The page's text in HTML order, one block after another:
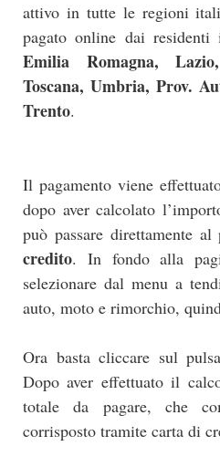
attivo in tutte le regioni
pagato online dai residenti
Emilia Romagna,
Toscana, Umbria, Prov.
Trento.
Il pagamento viene
dopo aver calcolato
può passare direttamente
credito. In fondo alla
selezionare dal menu a
auto, moto e rimorchio,
Ora basta cliccare sul
Dopo aver effettuato il
totale da pagare, che
corrisposto tramite carta di